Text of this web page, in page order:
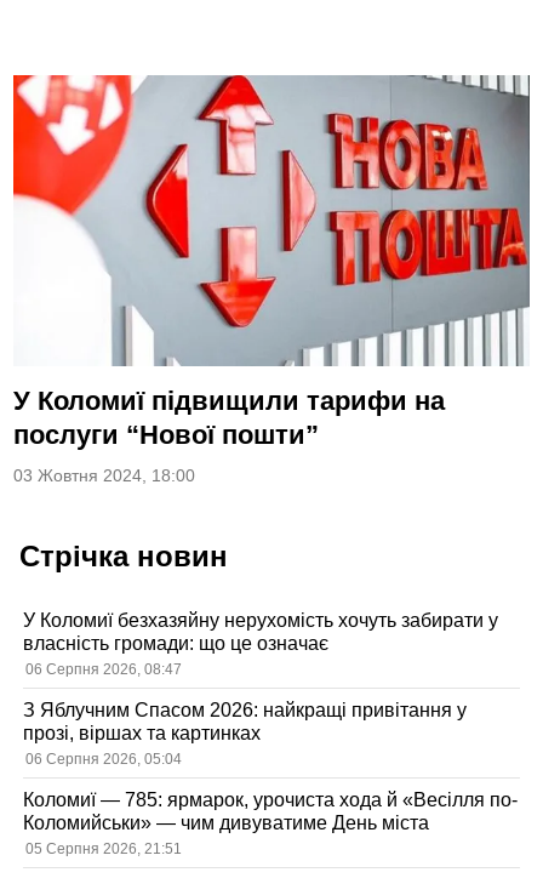
У Коломиї підвищили тарифи на
послуги “Нової пошти”
03 Жовтня 2024, 18:00
Стрічка новин
У Коломиї безхазяйну нерухомість хочуть забирати у
власність громади: що це означає
06 Серпня 2026, 08:47
З Яблучним Спасом 2026: найкращі привітання у
прозі, віршах та картинках
06 Серпня 2026, 05:04
Коломиї — 785: ярмарок, урочиста хода й «Весілля по-
Коломийськи» — чим дивуватиме День міста
05 Серпня 2026, 21:51